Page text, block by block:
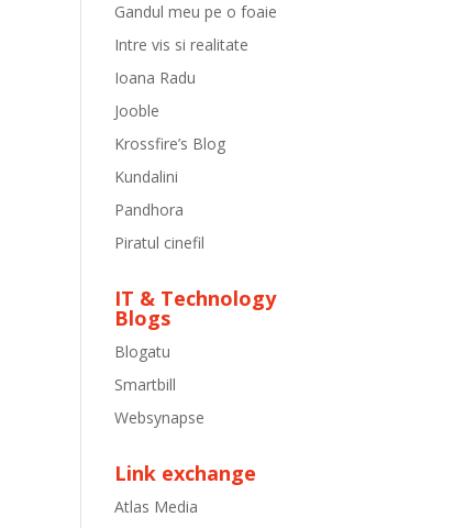
Gandul meu pe o foaie
Intre vis si realitate
Ioana Radu
Jooble
Krossfire’s Blog
Kundalini
Pandhora
Piratul cinefil
IT & Technology
Blogs
Blogatu
Smartbill
Websynapse
Link exchange
Atlas Media